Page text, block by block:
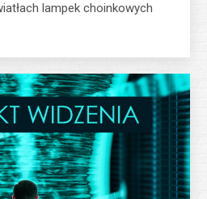
lampek choinkowych